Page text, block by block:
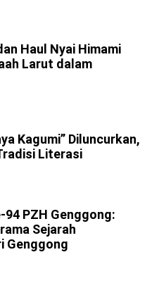
Haul Nyai Himami
Larut dalam
Kagumi” Diluncurkan,
Literasi
PZH Genggong:
Sejarah
Genggong